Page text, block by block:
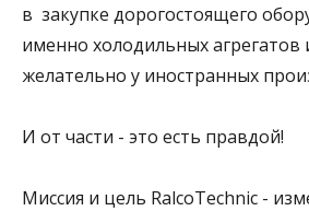
в закупке дорогостоящего
именно холодильных агрегатов
желательно у иностранных
И от части - это есть правдой!
Миссия и цель RalcoTechnic -